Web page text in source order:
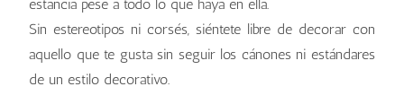
estancia pese a todo lo que haya en ella.
Sin estereotipos ni corsés, siéntete libre de decorar con
aquello que te gusta sin seguir los cánones ni estándares
de un estilo decorativo.